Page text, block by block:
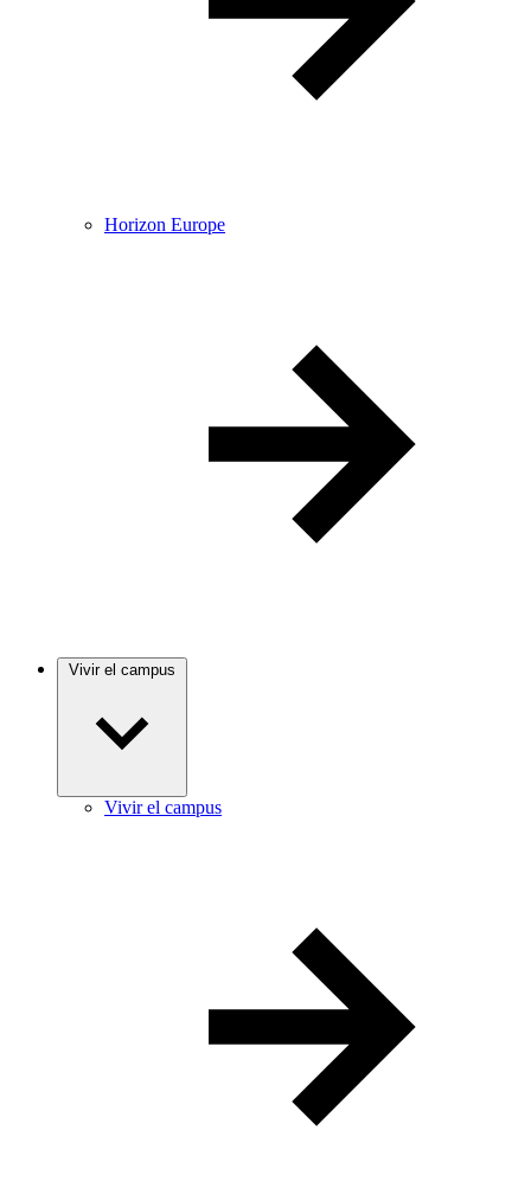
Horizon Europe
Vivir el campus
Vivir el campus